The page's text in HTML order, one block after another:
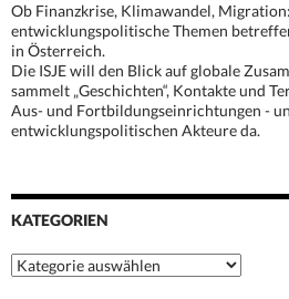
Ob Finanzkrise, Klimawandel,
entwicklungspolitische Themen
in Österreich.
Die ISJE will den Blick auf globale
sammelt „Geschichten“, Kontakte und
Aus- und Fortbildungseinrichtungen -
entwicklungspolitischen Akteure da.
KATEGORIEN
Kategorien